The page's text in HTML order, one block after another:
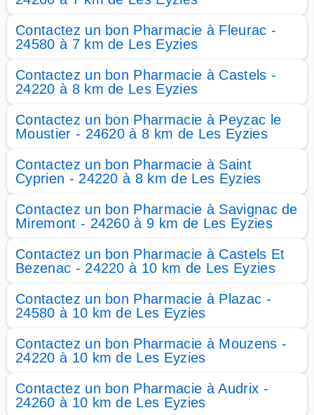
Contactez un bon Pharmacie à Fleurac -
24580 à 7 km de Les Eyzies
Contactez un bon Pharmacie à Castels -
24220 à 8 km de Les Eyzies
Contactez un bon Pharmacie à Peyzac le
Moustier - 24620 à 8 km de Les Eyzies
Contactez un bon Pharmacie à Saint
Cyprien - 24220 à 8 km de Les Eyzies
Contactez un bon Pharmacie à Savignac de
Miremont - 24260 à 9 km de Les Eyzies
Contactez un bon Pharmacie à Castels Et
Bezenac - 24220 à 10 km de Les Eyzies
Contactez un bon Pharmacie à Plazac -
24580 à 10 km de Les Eyzies
Contactez un bon Pharmacie à Mouzens -
24220 à 10 km de Les Eyzies
Contactez un bon Pharmacie à Audrix -
24260 à 10 km de Les Eyzies